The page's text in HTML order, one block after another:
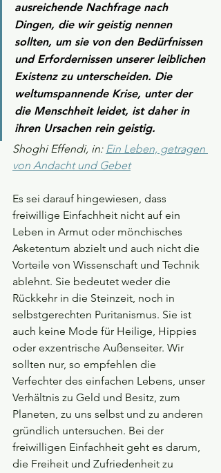
ausreichende Nachfrage nach
Dingen, die wir geistig nennen
sollten, um sie von den Bedürfnissen
und Erfordernissen unserer leiblichen
Existenz zu unterscheiden. Die
weltumspannende Krise, unter der
die Menschheit leidet, ist daher in
ihren Ursachen rein geistig.
Shoghi Effendi, in: Ein Leben, getragen
von Andacht und Gebet
Es sei darauf hingewiesen, dass
freiwillige Einfachheit nicht auf ein
Leben in Armut oder mönchisches
Asketentum abzielt und auch nicht die
Vorteile von Wissenschaft und Technik
ablehnt. Sie bedeutet weder die
Rückkehr in die Steinzeit, noch in
selbstgerechten Puritanismus. Sie ist
auch keine Mode für Heilige, Hippies
oder exzentrische Außenseiter. Wir
sollten nur, so empfehlen die
Verfechter des einfachen Lebens, unser
Verhältnis zu Geld und Besitz, zum
Planeten, zu uns selbst und zu anderen
gründlich untersuchen. Bei der
freiwilligen Einfachheit geht es darum,
die Freiheit und Zufriedenheit zu